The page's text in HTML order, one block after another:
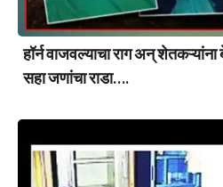
हॉर्न वाजवल्याचा राग अन्
सहा जणांचा राडा….